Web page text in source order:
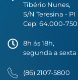
Tibério Nunes,
S/N Teresina - PI
Cep: 64.000-750
8h ás 18h,
segunda a sexta
(86) 2107-5800